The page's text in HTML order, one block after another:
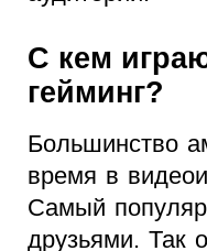
С кем
гейминг?
Большинство
время в
Самый
друзьями. Так